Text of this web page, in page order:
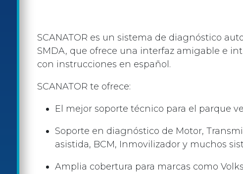
SCANATOR es un sistema de diagnóstico
SMDA, que ofrece una interfaz amigable e
con instrucciones en español.
SCANATOR te ofrece:
El mejor soporte técnico para el parque
Soporte en diagnóstico de Motor,
asistida, BCM, Inmovilizador y muchos
Amplia cobertura para marcas como